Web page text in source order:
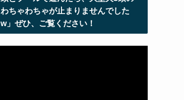
わちゃわちゃが止まりませんでした
w」ぜひ、ご覧ください！